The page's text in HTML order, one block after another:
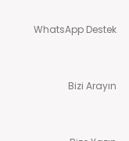
WhatsApp Destek
Bizi Arayın